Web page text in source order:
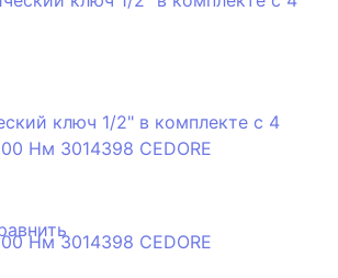
ключ 1/2" в комплекте с 4
Нм 3014398 CEDORE